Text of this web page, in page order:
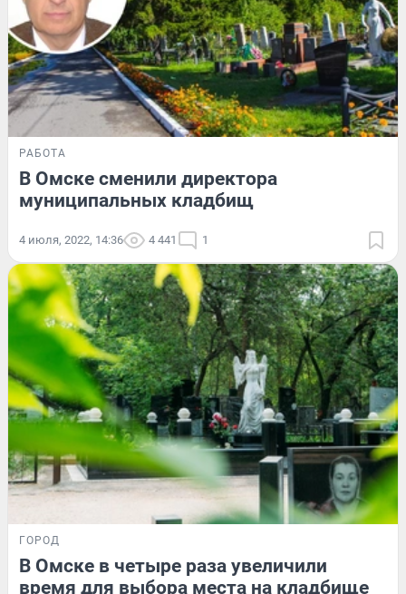
РАБОТА
В Омске сменили директора
муниципальных кладбищ
4 июля, 2022, 14:36 4 441 1
ГОРОД
В Омске в четыре раза увеличили
время для выбора места на кладбище